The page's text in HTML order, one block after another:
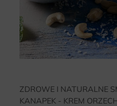
ZDROWE I NATURALNE
KANAPEK - KREM